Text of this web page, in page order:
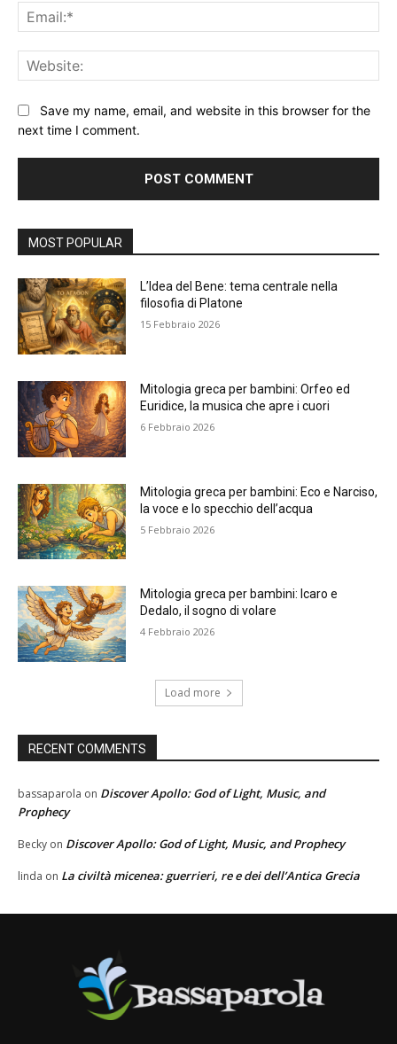
Save my name, email, and website in this browser for the
next time I comment.
MOST POPULAR
L’Idea del Bene: tema centrale nella
filosofia di Platone
15 Febbraio 2026
Mitologia greca per bambini: Orfeo ed
Euridice, la musica che apre i cuori
6 Febbraio 2026
Mitologia greca per bambini: Eco e Narciso,
la voce e lo specchio dell’acqua
5 Febbraio 2026
Mitologia greca per bambini: Icaro e
Dedalo, il sogno di volare
4 Febbraio 2026
Load more
RECENT COMMENTS
bassaparola on Discover Apollo: God of Light, Music, and
Prophecy
Becky on Discover Apollo: God of Light, Music, and Prophecy
linda on La civiltà micenea: guerrieri, re e dei dell’Antica Grecia